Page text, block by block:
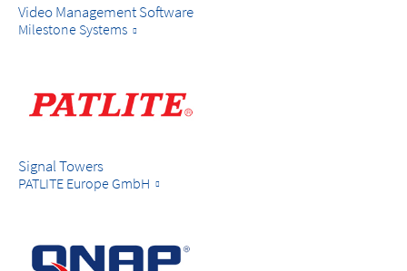
Video Management Software
Milestone Systems
Signal Towers
PATLITE Europe GmbH